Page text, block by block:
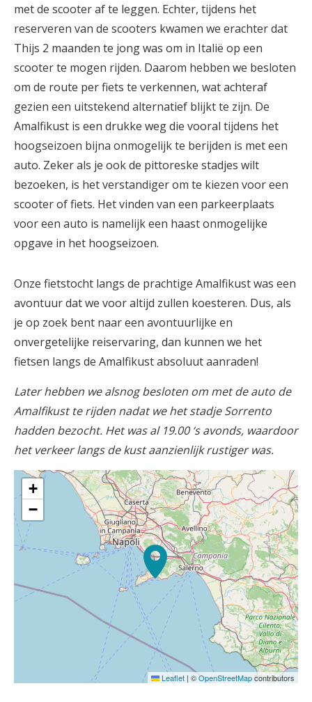
met de scooter af te leggen. Echter, tijdens het
reserveren van de scooters kwamen we erachter dat
Thijs 2 maanden te jong was om in Italië op een
scooter te mogen rijden. Daarom hebben we besloten
om de route per fiets te verkennen, wat achteraf
gezien een uitstekend alternatief blijkt te zijn. De
Amalfikust is een drukke weg die vooral tijdens het
hoogseizoen bijna onmogelijk te berijden is met een
auto. Zeker als je ook de pittoreske stadjes wilt
bezoeken, is het verstandiger om te kiezen voor een
scooter of fiets. Het vinden van een parkeerplaats
voor een auto is namelijk een haast onmogelijke
opgave in het hoogseizoen.
Onze fietstocht langs de prachtige Amalfikust was een
avontuur dat we voor altijd zullen koesteren. Dus, als
je op zoek bent naar een avontuurlijke en
onvergetelijke reiservaring, dan kunnen we het
fietsen langs de Amalfikust absoluut aanraden!
Later hebben we alsnog besloten om met de auto de
Amalfikust te rijden nadat we het stadje Sorrento
hadden bezocht. Het was al 19.00 ‘s avonds, waardoor
het verkeer langs de kust aanzienlijk rustiger was.
+
−
Leaflet | ©OpenStreetMapcontributors